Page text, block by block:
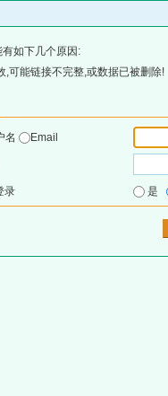
如下几个原因:
,可能链接不完整,或数据已被删除!
名
Email
录 是